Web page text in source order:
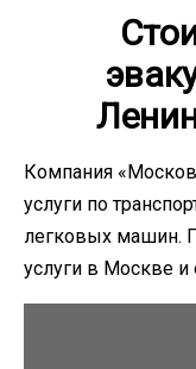
Компания
услуги по
легковых машин.
услуги в Москве